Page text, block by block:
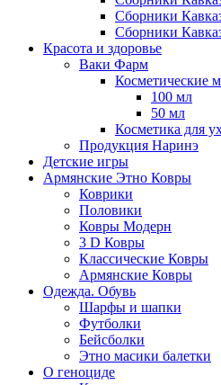
Сборники
Сборники
Красота и здоровье
Ваки Фарм
Косметические
100 мл
50 мл
Косметика для
Продукция Наринэ
Детские игры
Армянские Этно Ковры
Коврики
Половики
Ковры Модерн
3 D Ковры
Классические Ковры
Армянские Ковры
Одежда. Обувь
Шарфы и шапки
Футболки
Бейсболки
Этно масики балетки
О геноциде